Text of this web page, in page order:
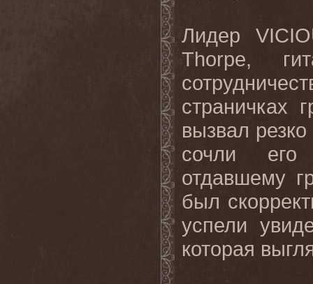
Лидер
Thorpe,
страничках
вызвал
сочли его
отдавшему
был
успели
которая